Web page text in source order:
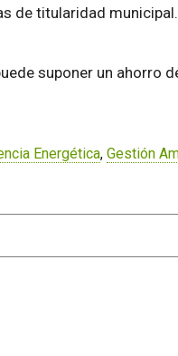
de titularidad municipal.
suponer un ahorro
Energética, Gestión